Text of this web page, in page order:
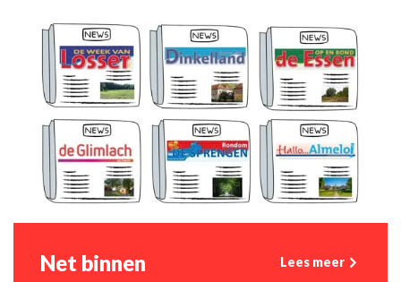
Net binnen Lees meer